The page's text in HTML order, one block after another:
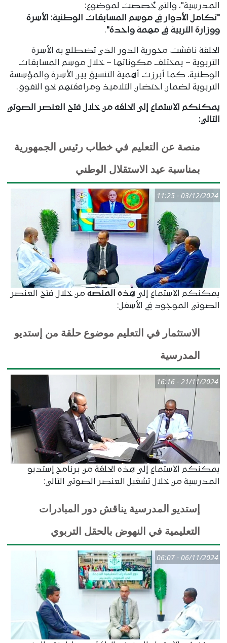
المدرسية"، والتي خُصصت لموضوع:
"تكامل الأدوار في موسم المسابقات الوطنية: الأسرة
ووزارة التربية في مهمة واحدة".
الحلقة ناقشت محورية الدور الذي تضطلع به الأسرة
التربوية – بمختلف مكوناتها – خلال موسم المسابقات
الوطنية، كما أبرزت أهمية التنسيق بين الأسرة والمؤسسة
التربوية لضمان احتضان التلاميذ ومرافقتهم نحو التفوق.
يمكنكم الاستماع إلى الحلقة من خلال فتح العنصر الصوتي
التالي:
منصة عن التعليم في خطاب رئيس الجمهورية
بمناسبة عيد الاستقلال الوطني
03/12/2024 - 11:25
يمكنكم الاستماع إلى هذه المنصةمن خلال فتح العنصر
الصوتي الموجود في الأسفل:
الاستثمار في التعليم موضوع حلقة من إستديو
المدرسية
21/11/2024 - 16:16
يمكنكم الاستماع إلى هذه الحلقة من برنامج إستديو
المدرسية من خلال تشغيل العنصر الصوتي التالي:
إستديو المدرسية يناقش دور المبادرات
التعليمية في النهوض بالحقل التربوي
06/11/2024 - 06:07